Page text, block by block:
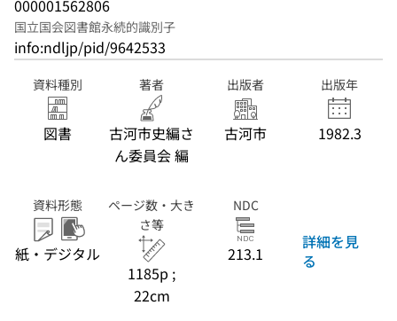
000001562806
国立国会図書館永続的識別子
info:ndljp/pid/9642533
資料種別
図書
著者
古河市史編さ
ん委員会 編
出版者
古河市
出版年
1982.3
資料形態
紙・デジタル
ページ数・大き
さ等
1185p ;
22cm
NDC
213.1
詳細を見
る